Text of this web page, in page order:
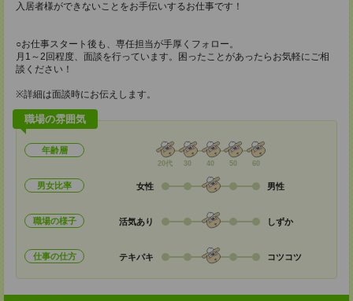
入居者様ができないことをお手伝いするお仕事です！
○お仕事スタート後も、専任担当が手厚くフォロー。
月1～2回程度、面談を行っています。困ったことがあったらお気軽にご相
談ください！
※詳細は面談時にお伝えします。
職場の雰囲気
年齢層
20代 30 40 50 60
男女比率 女性 男性
職場の様子 活気あり しずか
仕事の仕方 テキパキ コツコツ